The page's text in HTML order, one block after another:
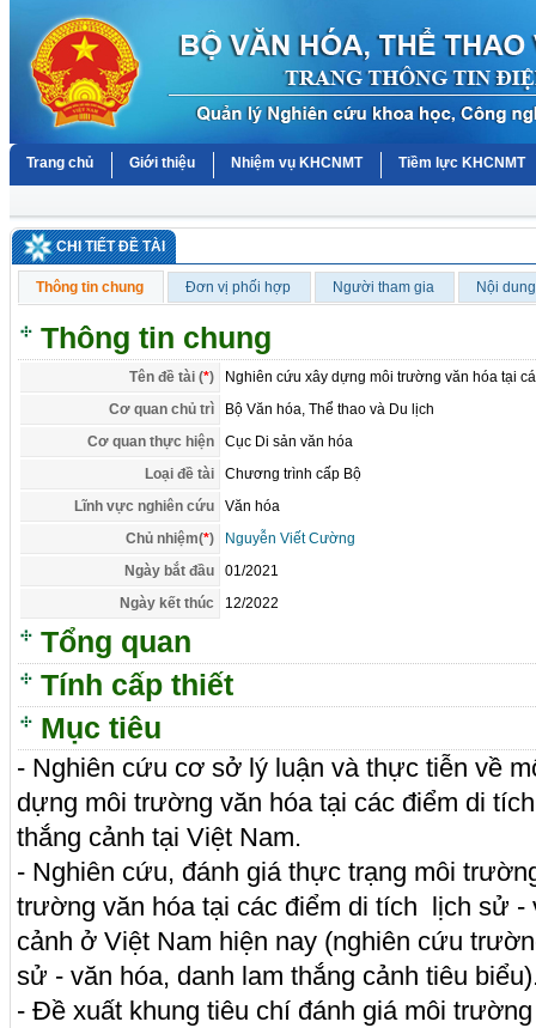
Trang chủ Giới thiệu Nhiệm vụ KHCNMT Tiềm lực KHCNMT
CHI TIẾT ĐỀ TÀI
Thông tin chung Đơn vị phối hợp Người tham gia Nội
Thông tin chung
Tên đề tài (*)
Nghiên cứu xây dựng môi trường văn hóa tại
Cơ quan chủ trì
Bộ Văn hóa, Thể thao và Du lịch
Cơ quan thực hiện
Cục Di sản văn hóa
Loại đề tài
Chương trình cấp Bộ
Lĩnh vực nghiên cứu
Văn hóa
Chủ nhiệm(*)
Nguyễn Viết Cường
Ngày bắt đầu
01/2021
Ngày kết thúc
12/2022
Tổng quan
Tính cấp thiết
Mục tiêu
- Nghiên cứu cơ sở lý luận và thực tiễn về
dựng môi trường văn hóa tại các điểm di
thắng cảnh tại Việt Nam.
- Nghiên cứu, đánh giá thực trạng môi
trường văn hóa tại các điểm di tích lịch sử -
cảnh ở Việt Nam hiện nay (nghiên cứu
sử - văn hóa, danh lam thắng cảnh tiêu
- Đề xuất khung tiêu chí đánh giá môi